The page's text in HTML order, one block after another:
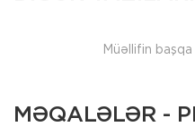
Müəllifin
MƏQALƏLƏR -